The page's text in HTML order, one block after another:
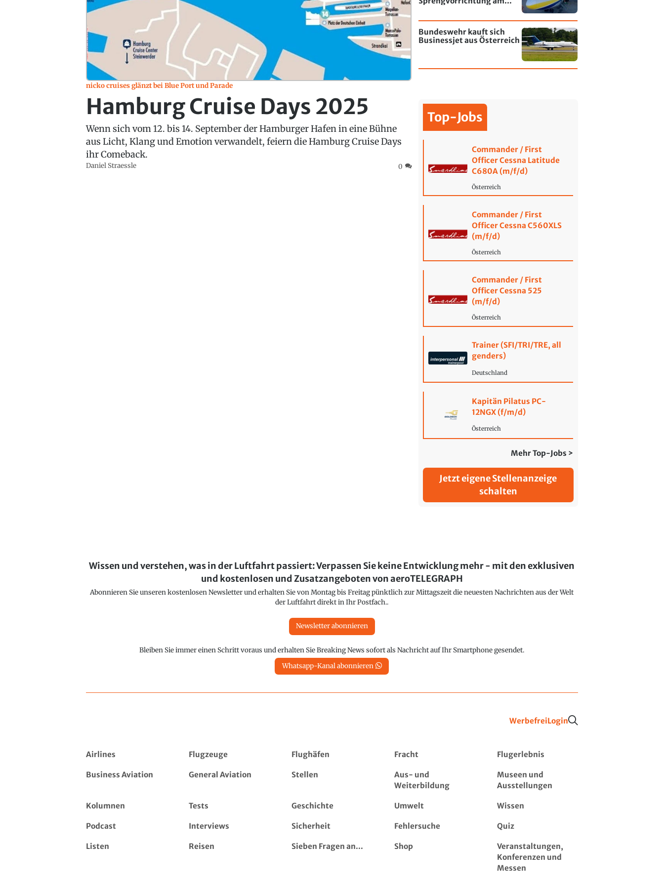
nicko cruises glänzt bei Blue Port und Parade
Hamburg Cruise Days 2025
Wenn sich vom 12. bis 14. September der Hamburger Hafen in eine Bühne
aus Licht, Klang und Emotion verwandelt, feiern die Hamburg Cruise Days
ihr Comeback.
Daniel Straessle 0
Bundeswehr kauft sich
Businessjet aus Österreich
Top-Jobs
Commander / First
Officer Cessna Latitude
C680A (m/f/d)
Österreich
Commander / First
Officer Cessna C560XLS
(m/f/d)
Österreich
Commander / First
Officer Cessna 525
(m/f/d)
Österreich
Trainer (SFI/TRI/TRE, all
genders)
Deutschland
Kapitän Pilatus PC-
12NGX (f/m/d)
Österreich
Mehr Top-Jobs >
Jetzt eigene Stellenanzeige
schalten
Wissen und verstehen, was in der Luftfahrt passiert: Verpassen Sie keine Entwicklung mehr - mit den exklusiven
und kostenlosen und Zusatzangeboten von aeroTELEGRAPH
Abonnieren Sie unseren kostenlosen Newsletter und erhalten Sie von Montag bis Freitag pünktlich zur Mittagszeit die neuesten Nachrichten aus der Welt
der Luftfahrt direkt in Ihr Postfach..
Newsletter abonnieren
Bleiben Sie immer einen Schritt voraus und erhalten Sie Breaking News sofort als Nachricht auf Ihr Smartphone gesendet.
Whatsapp-Kanal abonnieren
WerbefreiLogin
Airlines Flugzeuge Flughäfen Fracht Flugerlebnis
Business Aviation General Aviation Stellen
Aus- und
Weiterbildung
Museen und
Ausstellungen
Kolumnen Tests Geschichte Umwelt Wissen
Podcast Interviews Sicherheit Fehlersuche Quiz
Listen Reisen Sieben Fragen an... Shop
Veranstaltungen,
Konferenzen und
Messen